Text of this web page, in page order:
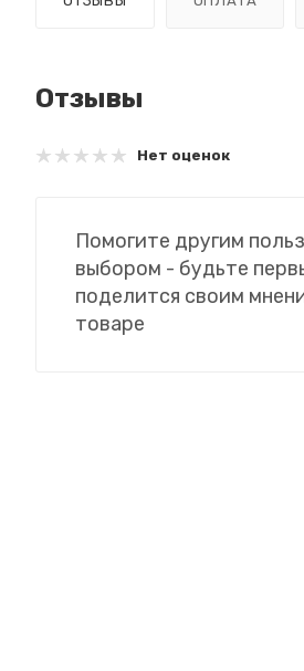
Отзывы
Нет оценок
Помогите другим
выбором - будьте
поделится своим
товаре